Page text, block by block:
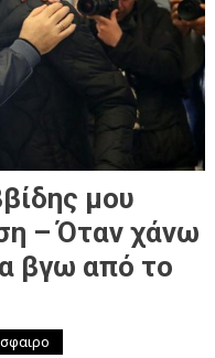
μου
– Όταν χάνω
βγω από το